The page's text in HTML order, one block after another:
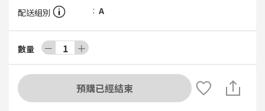
配送組別
A
數量 － 1 ＋
預購已經結束